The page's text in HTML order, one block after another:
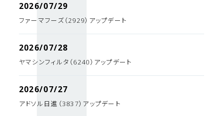
2026/07/29
ファーマフーズ（2929）アップデート
2026/07/28
ヤマシンフィルタ（6240）アップデート
2026/07/27
アドソル日進（3837）アップデート